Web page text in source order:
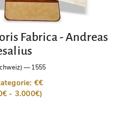
Fabrica - Andreas
—1555
€€
- 3.000€)